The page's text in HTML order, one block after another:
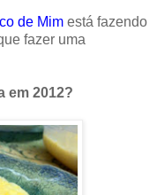
de Mim está fazendo
fazer uma
em 2012?